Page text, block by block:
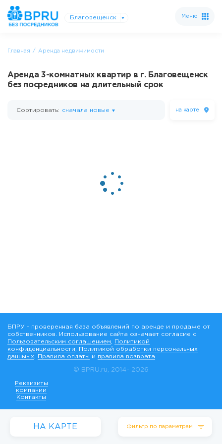
Благовещенск Меню
Главная Аренда недвижимости
Аренда 3-комнатных квартир в г. Благовещенск
без посредников на длительный срок
НА КАРТЕ Фильтр по параметрам
Сортировать: сначала новые на карте
Реквизиты
компании
Контакты
© BPRU.ru, 2014- 2026
БПРУ - проверенная база объявлений по аренде и продаже от
собственников. Использование сайта означает согласие с
Пользовательским соглашением
Политикой
конфиденциальности
Политикой обработки персональных
данныых
Правила оплаты и правила возврата